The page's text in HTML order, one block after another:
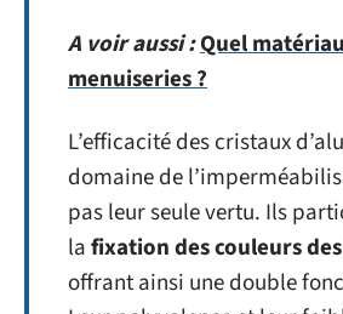
A voir aussi :Quel
menuiseries ?
L’efficacité des cristaux
domaine de
pas leur seule vertu. Ils
lafixation des couleurs
offrant ainsi une double